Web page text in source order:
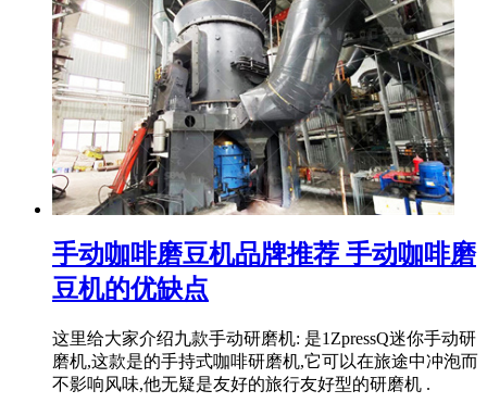
手动咖啡磨豆机品牌推荐 手动咖啡磨
豆机的优缺点
这里给大家介绍九款手动研磨机: 是1ZpressQ迷你手动研
磨机,这款是的手持式咖啡研磨机,它可以在旅途中冲泡而
不影响风味,他无疑是友好的旅行友好型的研磨机 .